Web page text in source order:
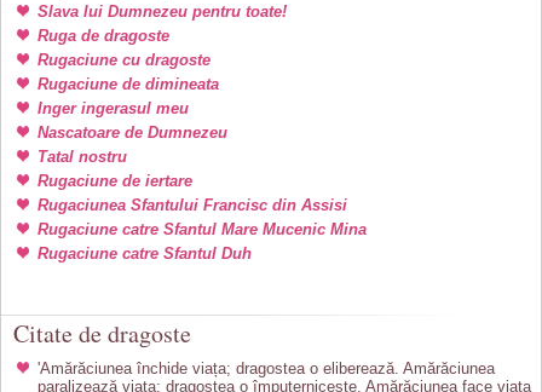
Slava lui Dumnezeu pentru toate!
Ruga de dragoste
Rugaciune cu dragoste
Rugaciune de dimineata
Inger ingerasul meu
Nascatoare de Dumnezeu
Tatal nostru
Rugaciune de iertare
Rugaciunea Sfantului Francisc din Assisi
Rugaciune catre Sfantul Mare Mucenic Mina
Rugaciune catre Sfantul Duh
Citate de dragoste
'Amărăciunea închide viața; dragostea o eliberează. Amărăciunea
paralizează viața; dragostea o împuternicește. Amărăciunea face viața